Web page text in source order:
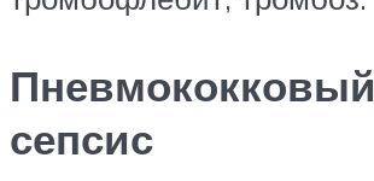
Пневмококковый
сепсис